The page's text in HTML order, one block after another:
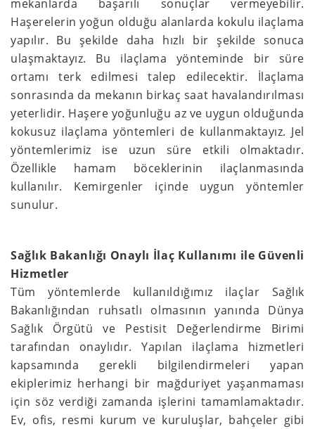
mekanlarda başarılı sonuçlar vermeyebilir.
Haşerelerin yoğun olduğu alanlarda kokulu ilaçlama
yapılır. Bu şekilde daha hızlı bir şekilde sonuca
ulaşmaktayız. Bu ilaçlama yönteminde bir süre
ortamı terk edilmesi talep edilecektir. İlaçlama
sonrasında da mekanın birkaç saat havalandırılması
yeterlidir. Haşere yoğunluğu az ve uygun olduğunda
kokusuz ilaçlama yöntemleri de kullanmaktayız. Jel
yöntemlerimiz ise uzun süre etkili olmaktadır.
Özellikle hamam böceklerinin ilaçlanmasında
kullanılır. Kemirgenler içinde uygun yöntemler
sunulur.
Sağlık Bakanlığı Onaylı İlaç Kullanımı ile Güvenli
Hizmetler
Tüm yöntemlerde kullanıldığımız ilaçlar Sağlık
Bakanlığından ruhsatlı olmasının yanında Dünya
Sağlık Örgütü ve Pestisit Değerlendirme Birimi
tarafından onaylıdır. Yapılan ilaçlama hizmetleri
kapsamında gerekli bilgilendirmeleri yapan
ekiplerimiz herhangi bir mağduriyet yaşanmaması
için söz verdiği zamanda işlerini tamamlamaktadır.
Ev, ofis, resmi kurum ve kuruluşlar, bahçeler gibi